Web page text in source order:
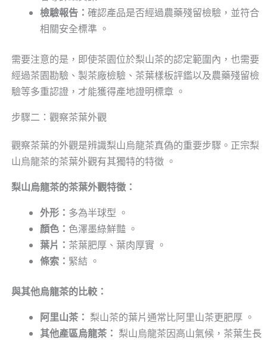
檢驗報告： 確認產品是否經過農藥殘留檢驗，並符合
相關安全標準 。
需要注意的是，即使茶園位於梨山茶的認定範圍內，也需要
經過茶園勘驗、製茶廠檢驗、茶葉樣板評鑑以及農藥殘留檢
驗等多重認證，才能獲得產地證明標章 。
步驟二：觀察茶葉外觀
觀察茶葉的外觀是辨識梨山烏龍茶真偽的重要步驟。正宗梨
山烏龍茶的茶葉外觀有其獨特的特徵 。
梨山烏龍茶的茶葉外觀特徵：
外形： 多為半球型 。
顏色： 色澤墨綠鮮豔 。
葉片： 茶葉肥厚、葉肉厚實 。
條索： 緊結 。
與其他烏龍茶的比較：
阿里山茶： 梨山茶的葉片通常比阿里山茶更肥厚 。
其他產區烏龍茶： 梨山烏龍茶因高山氣候，茶葉生長